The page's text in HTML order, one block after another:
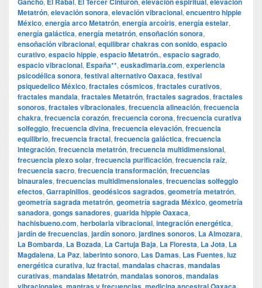
Metatrón, elevación sonora, elevación vibracional, encuentro hippie
México, energía arco Metatrón, energía arcoíris, energía estelar,
energía galáctica, energía metatrón, ensoñación sonora,
ensoñación vibracional, equilibrar chakras con sonido, espacio
curativo, espacio hippie, espacio Metatrón., espacio sagrado,
espacio vibracional, España**, euskadimaria.com, experiencia
psicodélica sonora, festival alternativo Oaxaca, festival
psiquedelico México, fractales cósmicos, fractales curativos,
fractales mandala, fractales Metatrón, fractales sagrados, fractales
sonoros, fractales vibracionales, frecuencia alineación, frecuencia
chakra, frecuencia corazón, frecuencia corona, frecuencia curativa
solfeggio, frecuencia divina, frecuencia elevación, frecuencia
equilibrio, frecuencia fractal, frecuencia galáctica, frecuencia
integración, frecuencia metatrón, frecuencia multidimensional,
frecuencia plexo solar, frecuencia purificación, frecuencia raíz,
frecuencia sacro, frecuencia transformación, frecuencias
binaurales, frecuencias multidimensionales, frecuencias solfeggio
efectos, Garrapinillos, geodésicos sagrados, geometría metatrón,
geometría sagrada metatrón, geometría sagrada México, geometría
sanadora, gongs sanadores, guarida hippie Oaxaca,
hachisbueno.com, herbolaria vibracional, integración energética,
jardín de frecuencias, jardín sonoro, jardines sonoros, La Almozara,
La Bombarda, La Bozada, La Cartuja Baja, La Floresta, La Jota, La
Magdalena, La Paz, laberinto sonoro, Las Damas, Las Fuentes, luz
energética curativa, luz fractal, mandalas chacras, mandalas
curativas, mandalas Metatrón, mandalas sonoros, mandalas